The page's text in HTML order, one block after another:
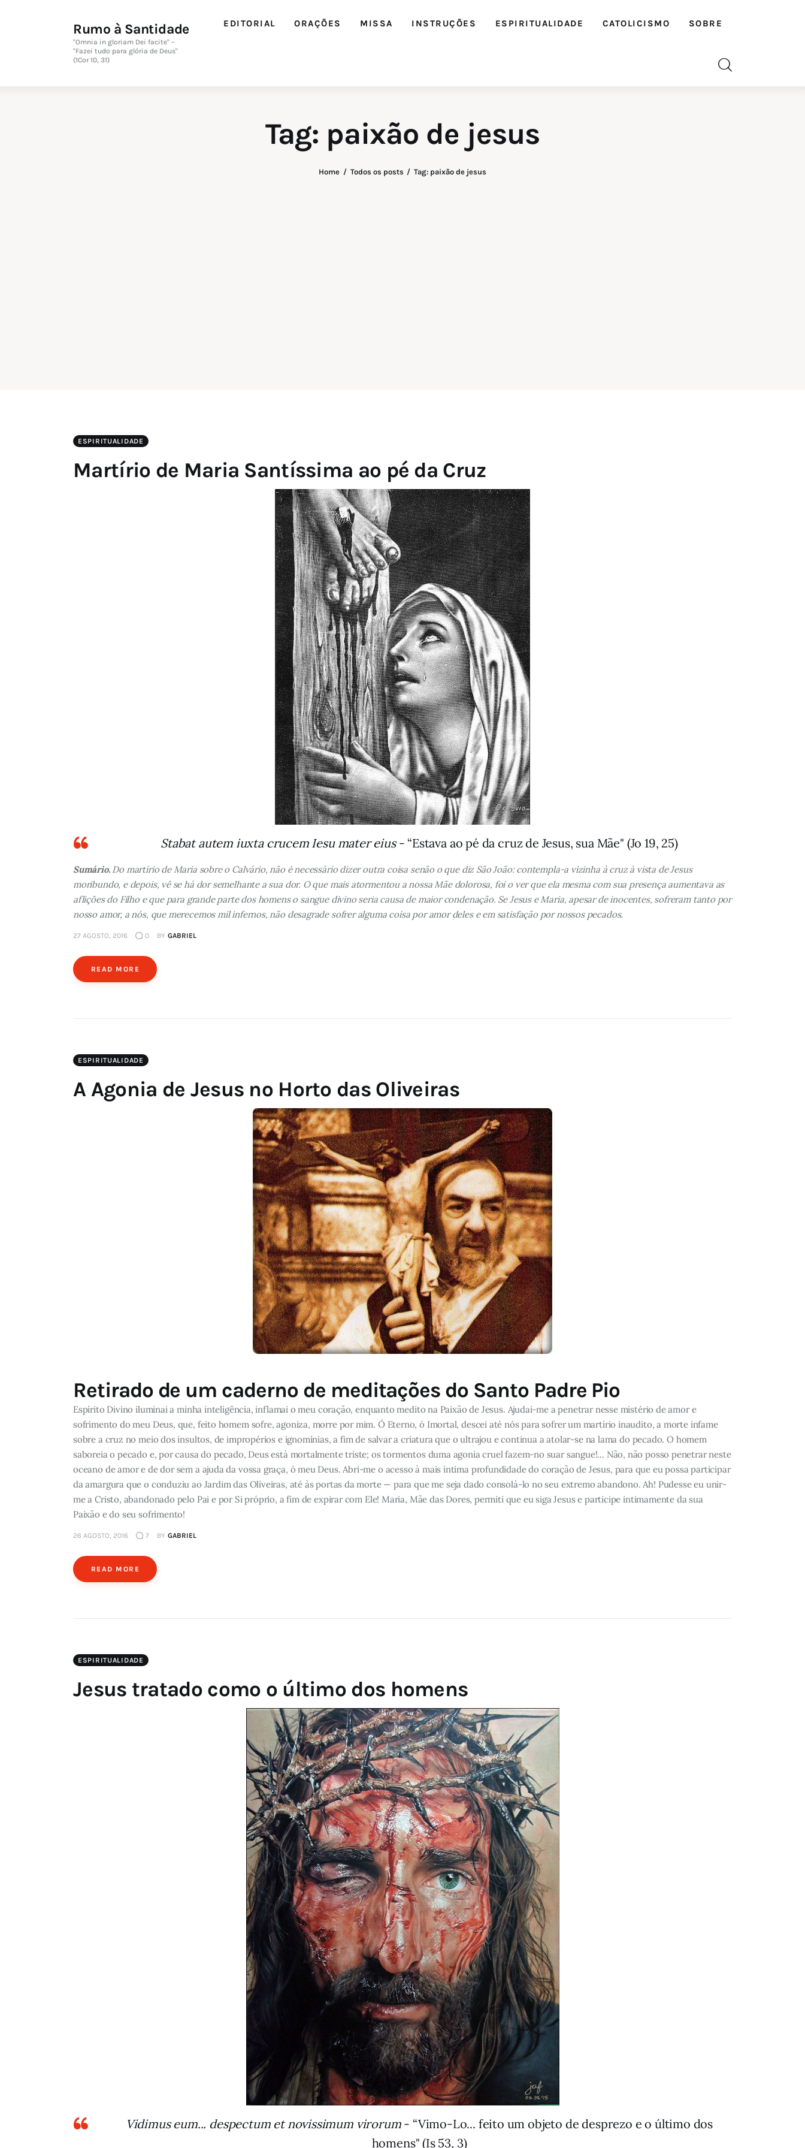
Rumo à Santidade
"Omnia in gloriam Dei facite" –
"Fazei tudo para glória de Deus"
(1Cor 10, 31)
EDITORIAL ORAÇÕES MISSA INSTRUÇÕES ESPIRITUALIDADE CATOLICISMO SOBRE
Tag: paixão de jesus
Home Todos os posts Tag: paixão de jesus
ESPIRITUALIDADE
Martírio de Maria Santíssima ao pé da Cruz
Stabat autem iuxta crucem Iesu mater eius- “Estava ao pé da cruz de Jesus, sua Mãe" (Jo 19, 25)
Sumário.Do martírio de Maria sobre o Calvário, não é necessário dizer outra coisa senão o que diz São João: contempla-a vizinha à cruz à vista de Jesus
moribundo, e depois, vê se há dor semelhante a sua dor. O que mais atormentou a nossa Mãe dolorosa, foi o ver que ela mesma com sua presença aumentava as
aflições do Filho e que para grande parte dos homens o sangue divino seria causa de maior condenação. Se Jesus e Maria, apesar de inocentes, sofreram tanto por
nosso amor, a nós, que merecemos mil infernos, não desagrade sofrer alguma coisa por amor deles e em satisfação por nossos pecados.
27 AGOSTO, 2016 0 BY GABRIEL
READ MORE
ESPIRITUALIDADE
A Agonia de Jesus no Horto das Oliveiras
Retirado de um caderno de meditações do Santo Padre Pio
Espírito Divino iluminai a minha inteligência, inflamai o meu coração, enquanto medito na Paixão de Jesus. Ajudai-me a penetrar nesse mistério de amor e
sofrimento do meu Deus, que, feito homem sofre, agoniza, morre por mim. Ó Eterno, ó Imortal, descei até nós para sofrer um martírio inaudito, a morte infame
sobre a cruz no meio dos insultos, de impropérios e ignomínias, a fim de salvar a criatura que o ultrajou e continua a atolar-se na lama do pecado. O homem
saboreia o pecado e, por causa do pecado, Deus está mortalmente triste; os tormentos duma agonia cruel fazem-no suar sangue!... Não, não posso penetrar neste
oceano de amor e de dor sem a ajuda da vossa graça, ó meu Deus. Abri-me o acesso à mais íntima profundidade do coração de Jesus, para que eu possa participar
da amargura que o conduziu ao Jardim das Oliveiras, até às portas da morte — para que me seja dado consolá-lo no seu extremo abandono. Ah! Pudesse eu unir-
me a Cristo, abandonado pelo Pai e por Si próprio, a fim de expirar com Ele! Maria, Mãe das Dores, permiti que eu siga Jesus e participe intimamente da sua
Paixão e do seu sofrimento!
26 AGOSTO, 2016 7 BY GABRIEL
READ MORE
ESPIRITUALIDADE
Jesus tratado como o último dos homens
Vidimus eum... despectum et novissimum virorum- “Vimo-Lo... feito um objeto de desprezo e o último dos
homens" (Is 53, 3)